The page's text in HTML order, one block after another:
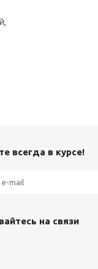
всегда в курсе!
на связи